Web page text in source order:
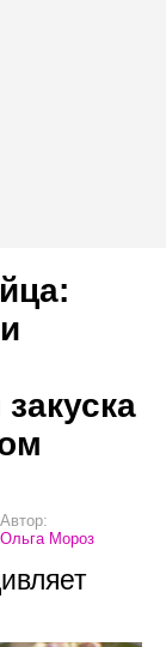
Автор:
Ольга Мороз